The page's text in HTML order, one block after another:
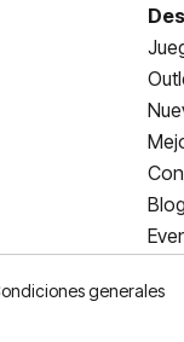
generales